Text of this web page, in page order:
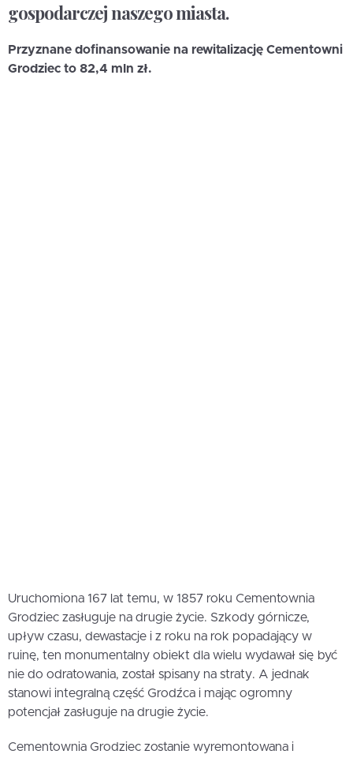
gospodarczej naszego miasta.
Przyznane dofinansowanie na rewitalizację Cementowni
Grodziec to 82,4 mln zł.
Uruchomiona 167 lat temu, w 1857 roku Cementownia
Grodziec zasługuje na drugie życie. Szkody górnicze,
upływ czasu, dewastacje i z roku na rok popadający w
ruinę, ten monumentalny obiekt dla wielu wydawał się być
nie do odratowania, został spisany na straty. A jednak
stanowi integralną część Grodźca i mając ogromny
potencjał zasługuje na drugie życie.
Cementownia Grodziec zostanie wyremontowana i